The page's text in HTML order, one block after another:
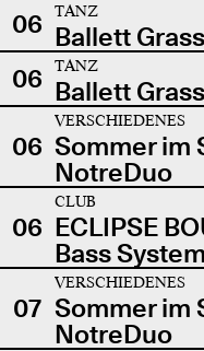
06
TANZ
Ballett
06
TANZ
Ballett
06
VERSCHIEDENES
Sommer im
NotreDuo
06
CLUB
ECLIPSE
Bass
07
VERSCHIEDENES
Sommer im
NotreDuo